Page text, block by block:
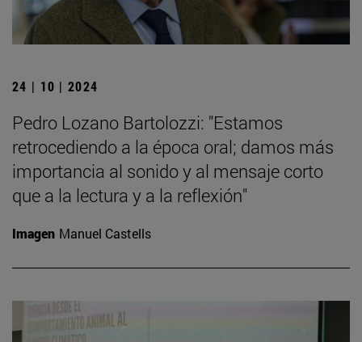
24 | 10 | 2024
Pedro Lozano Bartolozzi: "Estamos
retrocediendo a la época oral; damos más
importancia al sonido y al mensaje corto
que a la lectura y a la reflexión"
Imagen Manuel Castells